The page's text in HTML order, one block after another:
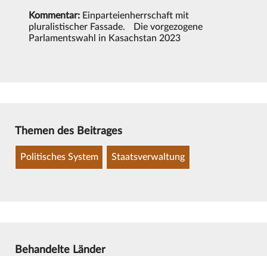
Kommentar: Einparteienherrschaft mit
pluralistischer Fassade. Die vorgezogene
Parlamentswahl in Kasachstan 2023
Themen des Beitrages
Politisches System Staatsverwaltung
Behandelte Länder